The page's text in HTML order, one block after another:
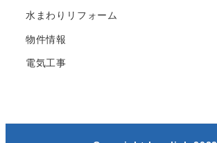
水まわりリフォーム
物件情報
電気工事